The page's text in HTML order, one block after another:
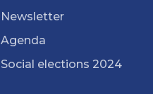
Newsletter
Agenda
Social elections 2024